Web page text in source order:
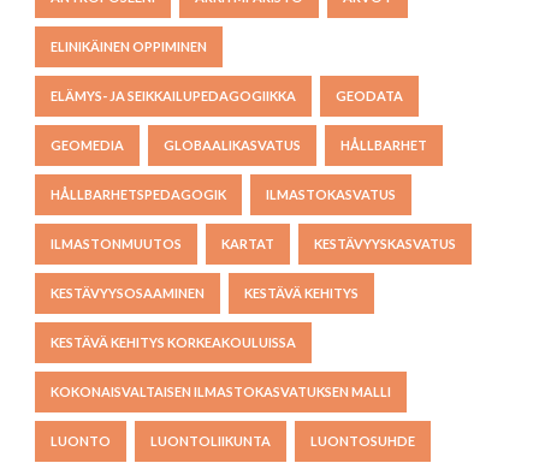
ELINIKÄINEN OPPIMINEN
ELÄMYS- JA SEIKKAILUPEDAGOGIIKKA GEODATA
GEOMEDIA GLOBAALIKASVATUS HÅLLBARHET
HÅLLBARHETSPEDAGOGIK ILMASTOKASVATUS
ILMASTONMUUTOS KARTAT KESTÄVYYSKASVATUS
KESTÄVYYSOSAAMINEN KESTÄVÄ KEHITYS
KESTÄVÄ KEHITYS KORKEAKOULUISSA
KOKONAISVALTAISEN ILMASTOKASVATUKSEN MALLI
LUONTO LUONTOLIIKUNTA LUONTOSUHDE